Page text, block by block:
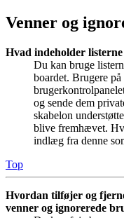
Venner og
Hvad indeholder
Du kan bruge
boardet. Brugere
og sende dem
skabelon
blive fremhævet.
indlæg fra denne
Top
Hvordan tilføjer og
venner og ignorerede